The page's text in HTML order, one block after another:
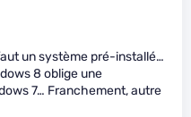
un système pré-installé…
8 oblige une
7… Franchement, autre